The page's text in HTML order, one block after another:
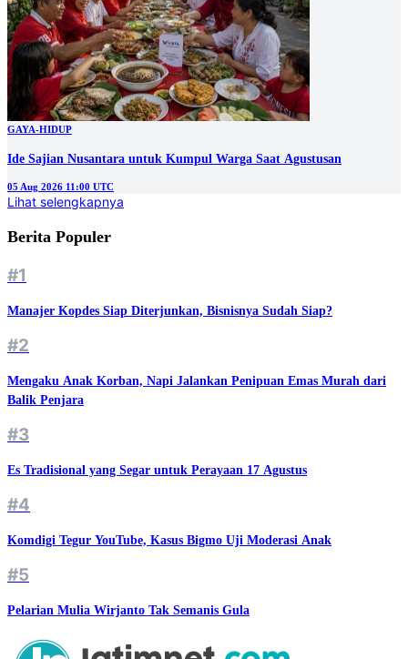
GAYA-HIDUP
Ide Sajian Nusantara untuk Kumpul Warga Saat Agustusan
05 Aug 2026 11:00 UTC
Lihat selengkapnya
Berita Populer
#1
Manajer Kopdes Siap Diterjunkan, Bisnisnya Sudah Siap?
#2
Mengaku Anak Korban, Napi Jalankan Penipuan Emas Murah dari
Balik Penjara
#3
Es Tradisional yang Segar untuk Perayaan 17 Agustus
#4
Komdigi Tegur YouTube, Kasus Bigmo Uji Moderasi Anak
#5
Pelarian Mulia Wirjanto Tak Semanis Gula